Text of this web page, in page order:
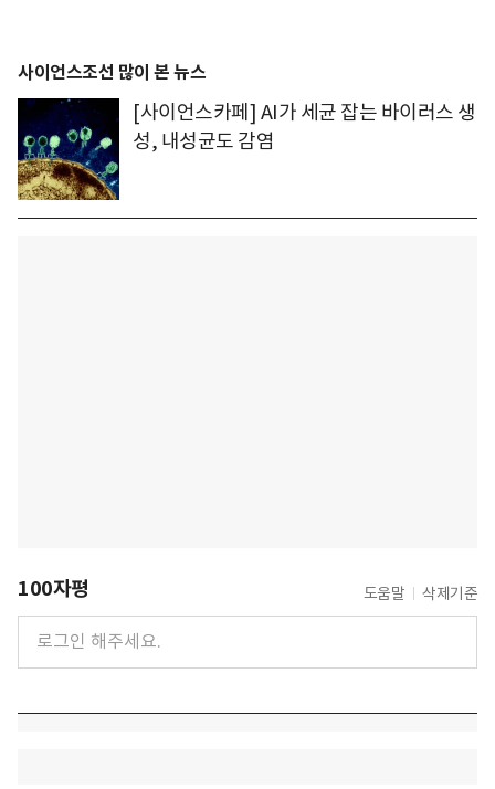
사이언스조선 많이 본 뉴스
[사이언스카페] AI가 세균 잡는 바이러스 생
성, 내성균도 감염
100자평 도움말 삭제기준